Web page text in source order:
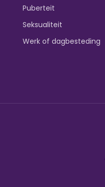
Puberteit
Seksualiteit
Werk of dagbesteding